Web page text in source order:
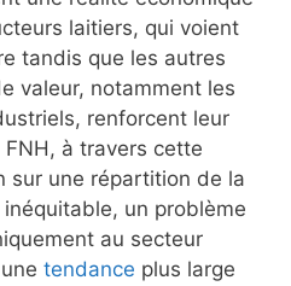
laitiers, qui voient
tandis que les autres
valeur, notamment les
renforcent leur
à travers cette
sur une répartition de la
un problème
au secteur
tendance plus large